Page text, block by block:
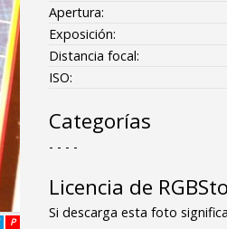
P
Apertura:
Exposición:
Distancia focal:
ISO:
Categorías
- - - -
Licencia de
Si descarga esta foto